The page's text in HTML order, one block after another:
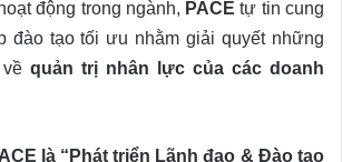
động trong ngành, PACE tự tin cung
đào tạo tối ưu nhằm giải quyết những
quản trị nhân lực của các doanh
là “Phát triển Lãnh đạo & Đào tạo